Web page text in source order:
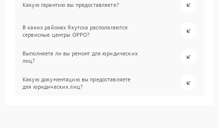
Какую гарантию вы предоставляете?
В каких районах Якутска располагаются
сервисные центры OPPO?
Выполняете ли вы ремонт для юридических
лиц?
Какую документацию вы предоставляете
для юридических лиц?